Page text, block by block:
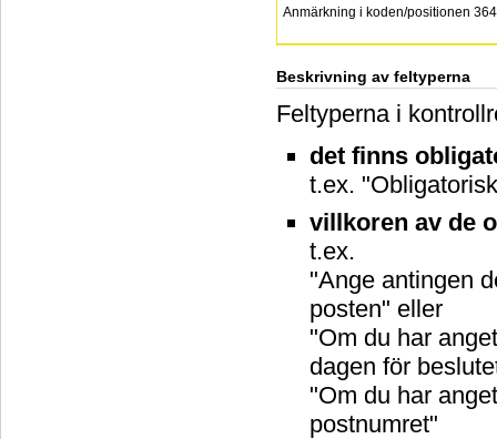
Anmärkning i koden/positionen
Beskrivning av feltyperna
Feltyperna i
det finns
t.ex.
villkoren av de
t.ex.
"Ange antingen
posten" eller
"Om du har
dagen för
"Om du har
postnumret"